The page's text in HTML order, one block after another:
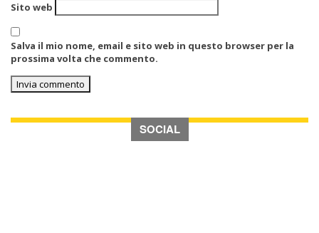
Sito web
Salva il mio nome, email e sito web in questo browser per la
prossima volta che commento.
SOCIAL